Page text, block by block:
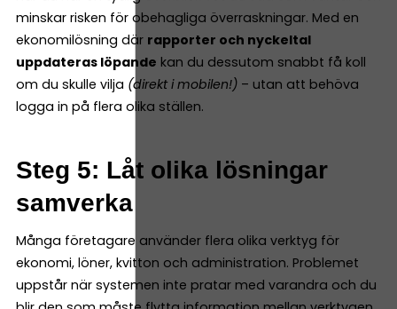
minskar risken för obehagliga överraskningar. Med en
ekonomilösning där rapporter och nyckeltal
uppdateras löpande kan du dessutom snabbt få koll
om du skulle vilja (direkt i mobilen!) – utan att behöva
logga in på flera olika ställen.
Steg 5: Låt olika lösningar
samverka
Många företagare använder flera olika verktyg för
ekonomi, löner, kvitton och administration. Problemet
uppstår när systemen inte pratar med varandra och du